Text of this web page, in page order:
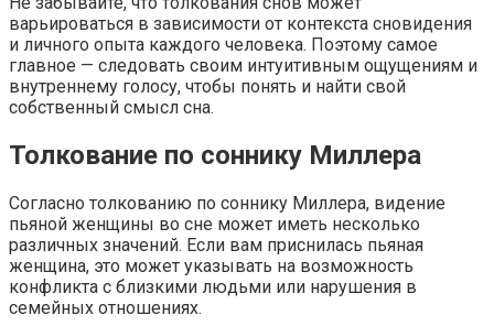
варьироваться в зависимости от контекста сновидения
и личного опыта каждого человека. Поэтому самое
главное — следовать своим интуитивным ощущениям и
внутреннему голосу, чтобы понять и найти свой
собственный смысл сна.
Толкование по соннику Миллера
Согласно толкованию по соннику Миллера, видение
пьяной женщины во сне может иметь несколько
различных значений. Если вам приснилась пьяная
женщина, это может указывать на возможность
конфликта с близкими людьми или нарушения в
семейных отношениях.